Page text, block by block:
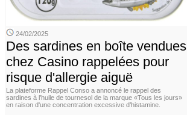
24/02/2025
Des sardines en boîte vendues
chez Casino rappelées pour
risque d'allergie aiguë
La plateforme Rappel Conso a annoncé le rappel des
sardines à l’huile de tournesol de la marque «Tous les jours»
en raison d'une concentration excessive d’histamine.